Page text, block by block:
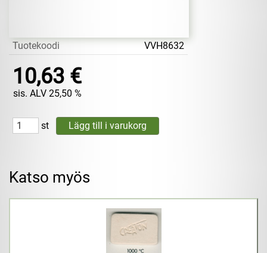
Tuotekoodi VVH8632
10,63 €
sis. ALV 25,50 %
st
Katso myös